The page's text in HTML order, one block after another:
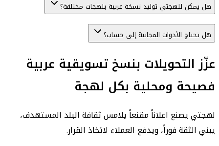
هل يمكن للهجتي توليد نسخة عربية بلهجات مختلفة؟
هل تحتاج الأدوات المجانية إلى حساب؟
عزّز التحويلات بنسخ تسويقية عربية
فصيحة ومحلية بكل لهجة
لهجتي يصنع اعلاناً مقنعاً يلامس ثقافة البلد المستهدف،
يبني الثقة فوراً، ويدفع العملاء لاتخاذ القرار.